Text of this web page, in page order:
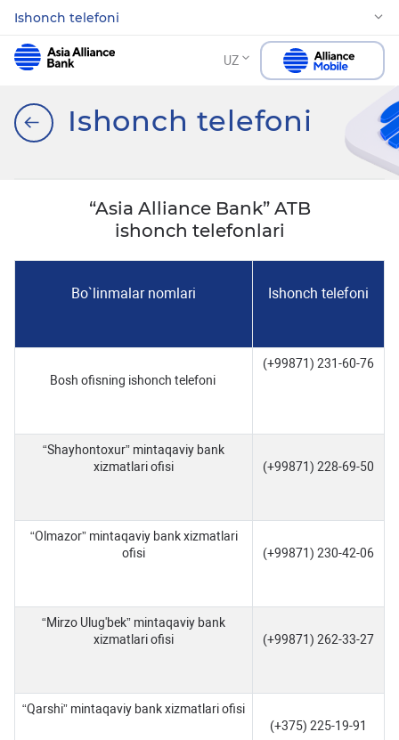
Ishonch telefoni
UZ
Ishonch telefoni
“Asia Alliance Bank” ATB
ishonch telefonlari
Bo`linmalar nomlari Ishonch telefoni
Bosh ofisning ishonch telefoni
(+99871) 231-60-76
“Shayhontoxur” mintaqaviy bank
xizmatlari ofisi
(+99871) 228-69-50
“Olmazor” mintaqaviy bank xizmatlari
ofisi
(+99871) 230-42-06
“Mirzo Ulug'bek” mintaqaviy bank
xizmatlari ofisi
(+99871) 262-33-27
“Qarshi” mintaqaviy bank xizmatlari ofisi
(+375) 225-19-91